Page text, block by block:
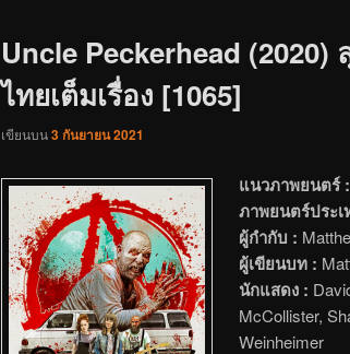
Uncle Peckerhead
ไทยเต็มเรื่อง [1065]
เขียนบน3 กันยายน 2021
แนวภาพยนตร์ :
ภาพยนตร์ประเ
ผู้กำกับ :
ผู้เขียนบท :
นักแสดง :
McCollister,
Weinheimer